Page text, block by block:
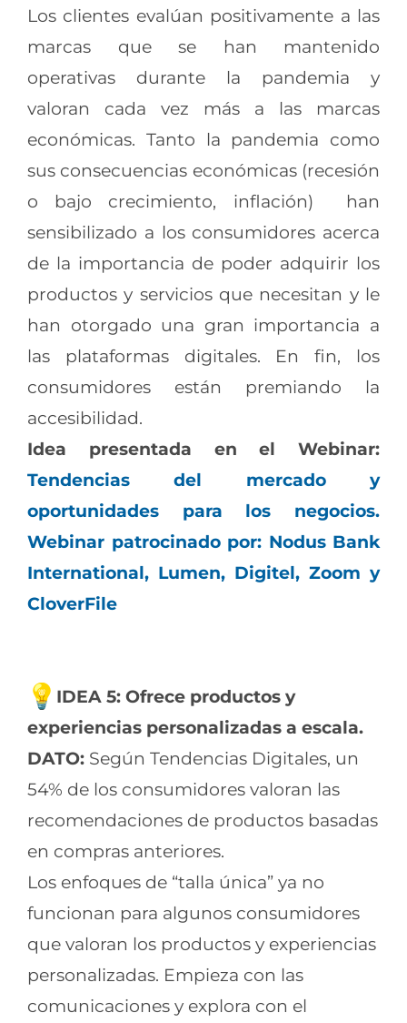
Los clientes evalúan positivamente a las
marcas que se han mantenido
operativas durante la pandemia y
valoran cada vez más a las marcas
económicas. Tanto la pandemia como
sus consecuencias económicas (recesión
o bajo crecimiento, inflación) han
sensibilizado a los consumidores acerca
de la importancia de poder adquirir los
productos y servicios que necesitan y le
han otorgado una gran importancia a
las plataformas digitales. En fin, los
consumidores están premiando la
accesibilidad.
Idea presentada en el Webinar:
Tendencias del mercado y
oportunidades para los negocios.
Webinar patrocinado por: Nodus Bank
International, Lumen, Digitel, Zoom y
CloverFile
IDEA 5: Ofrece productos y
experiencias personalizadas a escala.
DATO: Según Tendencias Digitales, un
54% de los consumidores valoran las
recomendaciones de productos basadas
en compras anteriores.
Los enfoques de “talla única” ya no
funcionan para algunos consumidores
que valoran los productos y experiencias
personalizadas. Empieza con las
comunicaciones y explora con el